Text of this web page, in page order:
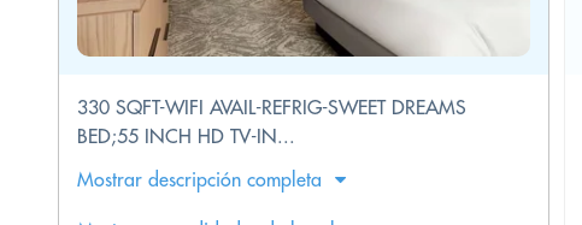
330 SQFT-WIFI AVAIL-REFRIG-SWEET DREAMS
BED;55 INCH HD TV-IN...
Mostrar descripción completa